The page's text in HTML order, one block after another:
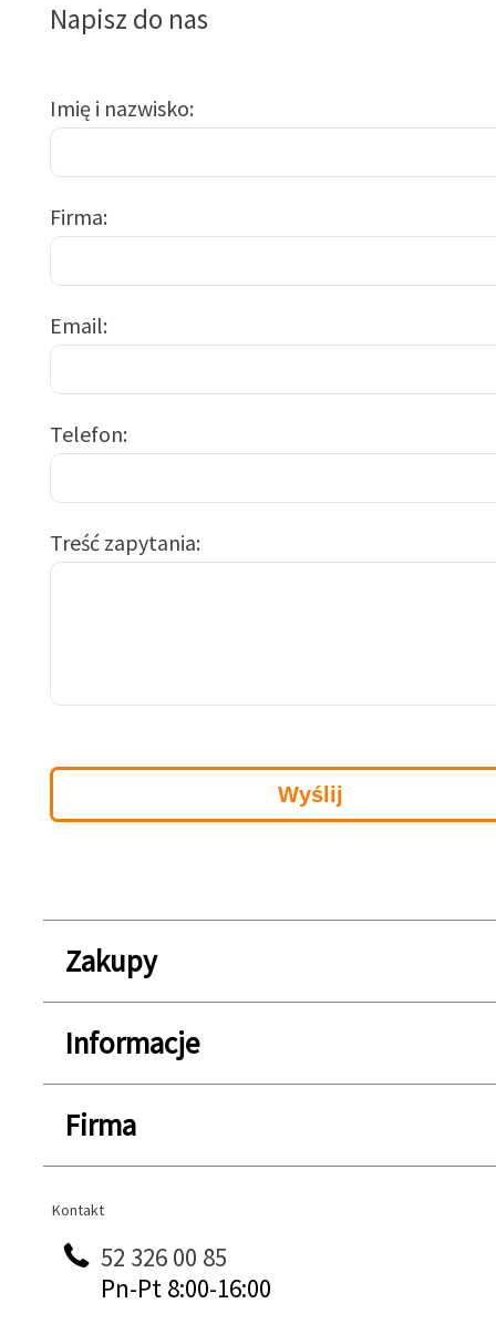
Napisz do nas
Imię i nazwisko
Firma
Email
Telefon
Treść zapytania
Zakupy
Informacje
Firma
Kontakt
Kontakt
52 326 00 85
Pn-Pt 8:00-16:00